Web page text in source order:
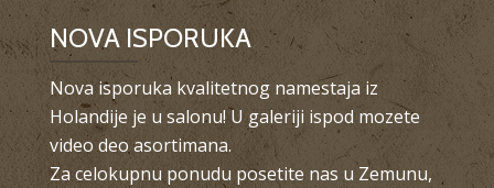
NOVA ISPORUKA
Nova isporuka kvalitetnog namestaja iz
Holandije je u salonu! U galeriji ispod mozete
video deo asortimana.
Za celokupnu ponudu posetite nas u Zemunu,